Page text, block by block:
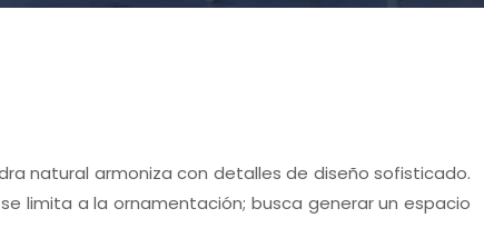
natural armoniza con detalles de diseño sofisticado.
limita a la ornamentación; busca generar un espacio